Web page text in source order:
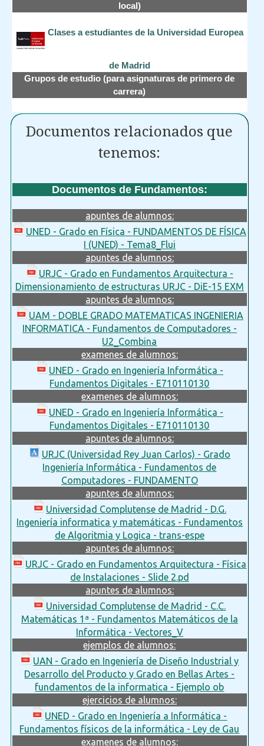
local)
Clases a estudiantes de la Universidad Europea
de Madrid
Grupos de estudio (para asignaturas de primero de
carrera)
Documentos relacionados que
tenemos:
Documentos de Fundamentos:
apuntes de alumnos:
UNED - Grado en Física - FUNDAMENTOS DE FÍSICA
I (UNED) - Tema8_Flui
apuntes de alumnos:
URJC - Grado en Fundamentos Arquitectura -
Dimensionamiento de estructuras URJC - DiE-15 EXM
apuntes de alumnos:
UAM - DOBLE GRADO MATEMATICAS INGENIERIA
INFORMATICA - Fundamentos de Computadores -
U2_Combina
examenes de alumnos:
UNED - Grado en Ingeniería Informática -
Fundamentos Digitales - E710110130
examenes de alumnos:
UNED - Grado en Ingeniería Informática -
Fundamentos Digitales - E710110130
apuntes de alumnos:
URJC (Universidad Rey Juan Carlos) - Grado
Ingeniería Informática - Fundamentos de
Computadores - FUNDAMENTO
apuntes de alumnos:
Universidad Complutense de Madrid - D.G.
Ingeniería informatica y matemáticas - Fundamentos
de Algoritmia y Logica - trans-espe
apuntes de alumnos:
URJC - Grado en Fundamentos Arquitectura - Física
de Instalaciones - Slide 2.pd
apuntes de alumnos:
Universidad Complutense de Madrid - C.C.
Matemáticas 1ª - Fundamentos Matemáticos de la
Informática - Vectores_V
ejemplos de alumnos:
UAN - Grado en Ingeniería de Diseño Industrial y
Desarrollo del Producto y Grado en Bellas Artes -
fundamentos de la informatica - Ejemplo ob
ejercicios de alumnos:
UNED - Grado en Ingeniería a Informática -
Fundamentos físicos de la informática - Ley de Gau
examenes de alumnos: